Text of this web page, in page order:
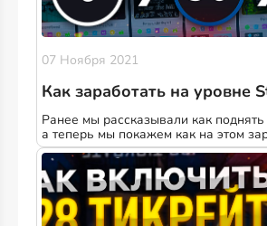
07 Ноября 2021
Как заработать на уровне
Ранее мы рассказывали как
а теперь мы покажем как на этом